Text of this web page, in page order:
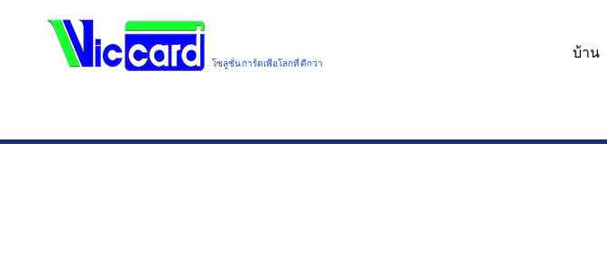
โซลูชั่นการ์ดเพื่อโลกที่ดีกว่า
บ้าน